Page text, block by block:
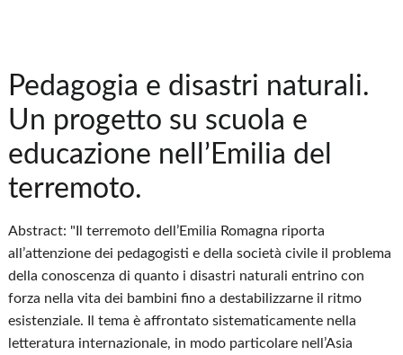
Pedagogia e disastri naturali.
Un progetto su scuola e
educazione nell’Emilia del
terremoto.
Abstract: "Il terremoto dell’Emilia Romagna riporta
all’attenzione dei pedagogisti e della società civile il problema
della conoscenza di quanto i disastri naturali entrino con
forza nella vita dei bambini fino a destabilizzarne il ritmo
esistenziale. Il tema è affrontato sistematicamente nella
letteratura internazionale, in modo particolare nell’Asia